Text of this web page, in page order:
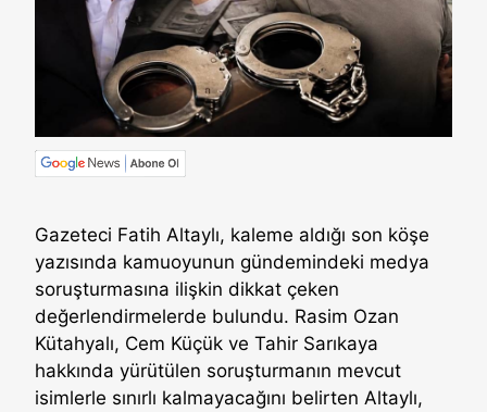
Gazeteci Fatih Altaylı, kaleme aldığı son köşe
yazısında kamuoyunun gündemindeki medya
soruşturmasına ilişkin dikkat çeken
değerlendirmelerde bulundu. Rasim Ozan
Kütahyalı, Cem Küçük ve Tahir Sarıkaya
hakkında yürütülen soruşturmanın mevcut
isimlerle sınırlı kalmayacağını belirten Altaylı,